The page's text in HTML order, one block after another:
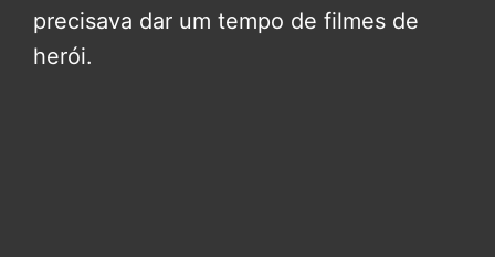
precisava dar um tempo de filmes de
herói.